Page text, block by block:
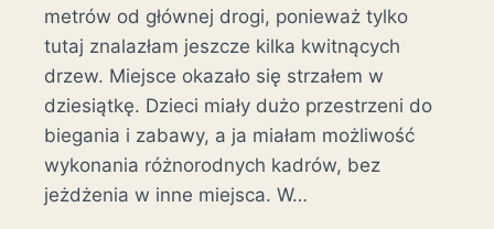
metrów od głównej drogi, ponieważ tylko
tutaj znalazłam jeszcze kilka kwitnących
drzew. Miejsce okazało się strzałem w
dziesiątkę. Dzieci miały dużo przestrzeni do
biegania i zabawy, a ja miałam możliwość
wykonania różnorodnych kadrów, bez
jeżdżenia w inne miejsca. W…